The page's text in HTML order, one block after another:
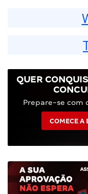
QUER
Prepare-se com
COMECE A